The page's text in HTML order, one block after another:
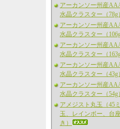
アーカンソー州産
水晶クラスター（78g）
アーカンソー州産
水晶クラスター（106g
アーカンソー州産
水晶クラスター（163g
アーカンソー州産
水晶クラスター（43g）
アーカンソー州産
水晶クラスター（54g）
アメジスト丸玉（45
玉、レインボー、台
き）